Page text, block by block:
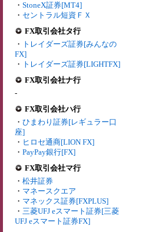
・ StoneX証券[MT4]
・ セントラル短資ＦＸ
FX取引会社タ行
・ トレイダーズ証券[みんなの
FX]
・ トレイダーズ証券[LIGHTFX]
FX取引会社ナ行
-
FX取引会社ハ行
・ ひまわり証券[レギュラー口
座]
・ ヒロセ通商[LION FX]
・ PayPay銀行[FX]
FX取引会社マ行
・ 松井証券
・ マネースクエア
・ マネックス証券[FXPLUS]
・ 三菱UFJ eスマート証券[三菱
UFJ eスマート証券FX]